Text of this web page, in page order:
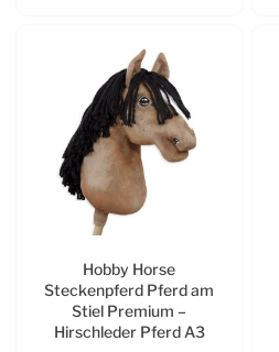
Hobby Horse
Steckenpferd Pferd am
Stiel Premium –
Hirschleder Pferd A3